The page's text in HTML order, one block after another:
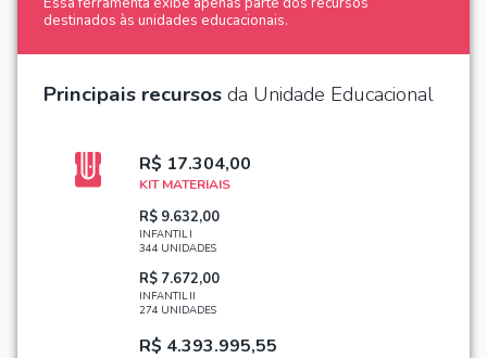
destinados às unidades educacionais.
Principais recursosda Unidade Educacional
R$ 17.304,00
KIT MATERIAIS
R$ 9.632,00
INFANTIL I
344 UNIDADES
R$ 7.672,00
INFANTIL II
274 UNIDADES
R$ 4.393.995,55